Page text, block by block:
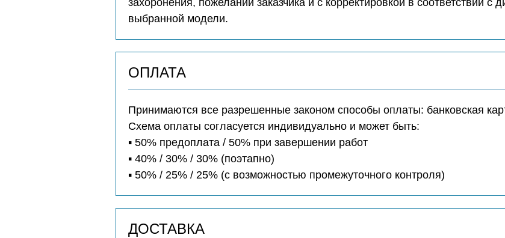
захоронения, пожеланий заказчика и с корректировкой в соответствии с
выбранной модели.
ОПЛАТА
Принимаются все разрешенные законом способы оплаты: банковская
Схема оплаты согласуется индивидуально и может быть:
▪️ 50% предоплата / 50% при завершении работ
▪️ 40% / 30% / 30% (поэтапно)
▪️ 50% / 25% / 25% (с возможностью промежуточного контроля)
ДОСТАВКА